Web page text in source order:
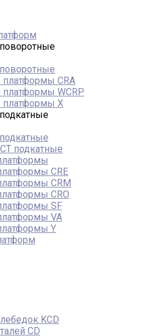
CRA
WCRP
X
подкатные
CRE
CRM
CRO
SF
VA
Y
KCD
CD